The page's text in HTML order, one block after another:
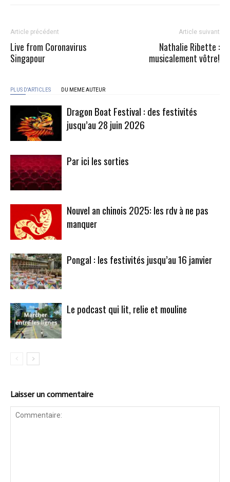
Article précédent
Live from Coronavirus
Singapour
Article suivant
Nathalie Ribette :
musicalement vôtre!
PLUS D'ARTICLES DU MEME AUTEUR
Dragon Boat Festival : des festivités
jusqu’au 28 juin 2026
Par ici les sorties
Nouvel an chinois 2025: les rdv à ne pas
manquer
Pongal : les festivités jusqu’au 16 janvier
Le podcast qui lit, relie et mouline
Laisser un commentaire